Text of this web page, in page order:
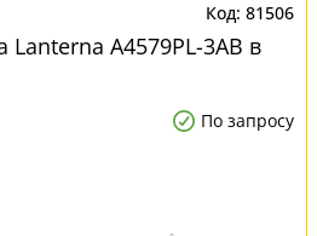
81506
A4579PL-3AB в
По запросу